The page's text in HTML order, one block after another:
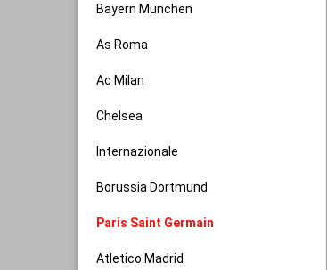
Bayern München
As Roma
Ac Milan
Chelsea
Internazionale
Borussia Dortmund
Paris Saint Germain
Atletico Madrid